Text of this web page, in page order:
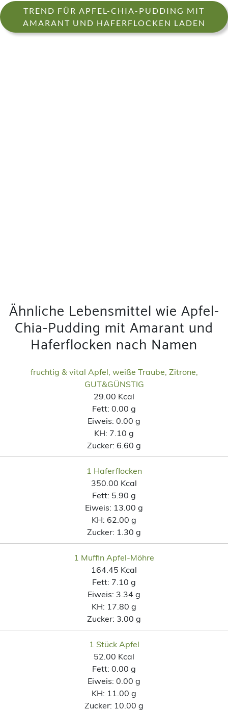
TREND FÜR APFEL-CHIA-PUDDING MIT
AMARANT UND HAFERFLOCKEN LADEN
Ähnliche Lebensmittel wie Apfel-
Chia-Pudding mit Amarant und
Haferflocken nach Namen
fruchtig & vital Apfel, weiße Traube, Zitrone,
GUT&GÜNSTIG
29.00 Kcal
Fett: 0.00 g
Eiweis: 0.00 g
KH: 7.10 g
Zucker: 6.60 g
1 Haferflocken
350.00 Kcal
Fett: 5.90 g
Eiweis: 13.00 g
KH: 62.00 g
Zucker: 1.30 g
1 Muffin Apfel-Möhre
164.45 Kcal
Fett: 7.10 g
Eiweis: 3.34 g
KH: 17.80 g
Zucker: 3.00 g
1 Stück Apfel
52.00 Kcal
Fett: 0.00 g
Eiweis: 0.00 g
KH: 11.00 g
Zucker: 10.00 g